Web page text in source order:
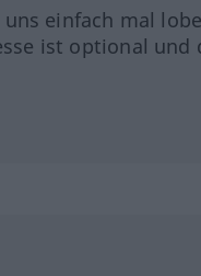
einfach mal
ist optional und